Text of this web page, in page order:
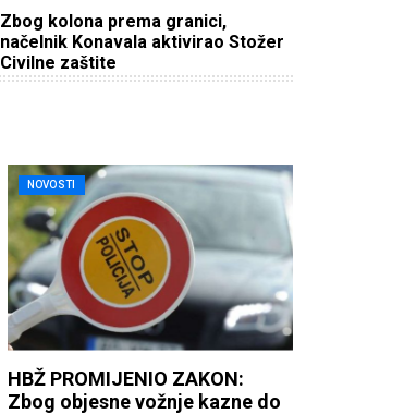
Zbog kolona prema granici,
načelnik Konavala aktivirao Stožer
Civilne zaštite
NOVOSTI
HBŽ PROMIJENIO ZAKON:
Zbog objesne vožnje kazne do